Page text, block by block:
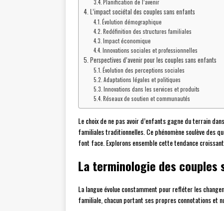
Planification de l’avenir
L’impact sociétal des couples sans enfants
Évolution démographique
Redéfinition des structures familiales
Impact économique
Innovations sociales et professionnelles
Perspectives d’avenir pour les couples sans enfants
Évolution des perceptions sociales
Adaptations légales et politiques
Innovations dans les services et produits
Réseaux de soutien et communautés
Le choix de ne pas avoir d’enfants gagne du terrain
familiales traditionnelles. Ce phénomène soulève des
font face. Explorons ensemble cette tendance
La terminologie des couples
La langue évolue constamment pour refléter les
familiale, chacun portant ses propres connotations et